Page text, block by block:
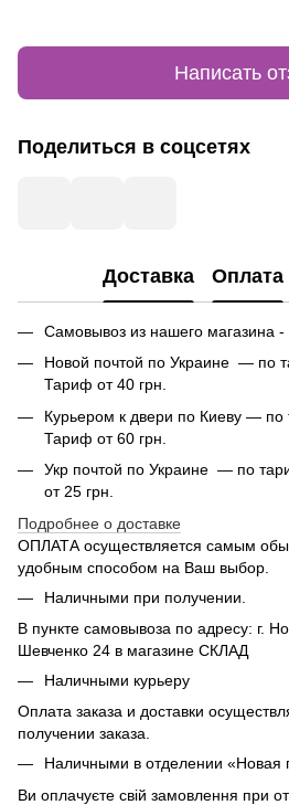
Написать
Поделиться в соцсетях
Доставка Оплата
Самовывоз из нашего магазина -
Новой почтой по Украине — по
Тариф от 40 грн.
Курьером к двери по Киеву —
Тариф от 60 грн.
Укр почтой по Украине — по
от 25 грн.
Подробнее о доставке
ОПЛАТА осуществляется самым
удобным способом на Ваш выбор.
Наличными при получении.
В пункте самовывоза по адресу: г.
Шевченко 24 в магазине СКЛАД
Наличными курьеру
Оплата заказа и доставки
получении заказа.
Наличными в отделении «Новая
Ви оплачуєте свій замовлення при